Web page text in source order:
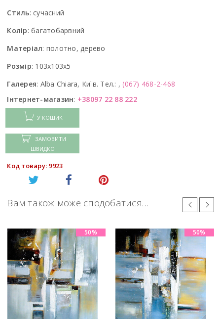
Стиль: сучасний
Колір:багатобарвний
Матеріал: полотно, дерево
Розмір: 103x103x5
Галерея: Alba Chiara, Київ. Тел.: , (067) 468-2-468
Інтернет-магазин: +38097 22 88 222
У КОШИК
ЗАМОВИТИ
ШВИДКО
Код товару: 9923
Вам також може сподобатися…
50% 50%